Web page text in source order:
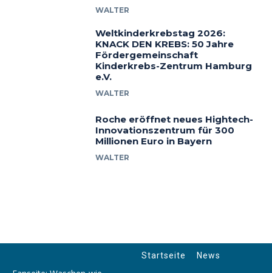
WALTER
Weltkinderkrebstag 2026:
KNACK DEN KREBS: 50 Jahre
Fördergemeinschaft
Kinderkrebs-Zentrum Hamburg
e.V.
WALTER
Roche eröffnet neues Hightech-
Innovationszentrum für 300
Millionen Euro in Bayern
WALTER
Startseite News